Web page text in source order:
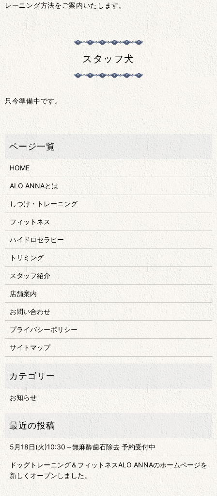
レーニング方法をご案内いたします。
スタッフ犬
只今準備中です。
HOME
ALO ANNAとは
しつけ・トレーニング
フィットネス
ハイドロセラピー
トリミング
スタッフ紹介
店舗案内
お問い合わせ
プライバシーポリシー
サイトマップ
お知らせ
5月18日(火)10:30～無麻酔歯石除去 予約受付中
ドッグトレーニング＆フィットネスALO ANNAのホームページを
新しくオープンしました。